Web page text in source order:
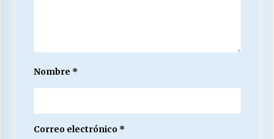
Nombre *
Correo electrónico *